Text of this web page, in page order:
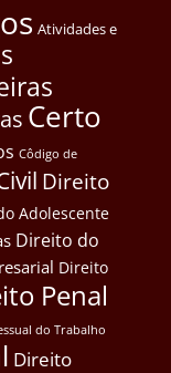
Atividades e
Certo
Côdigo de
Direito
Adolescente
Direito do
Direito
Penal
do Trabalho
Direito